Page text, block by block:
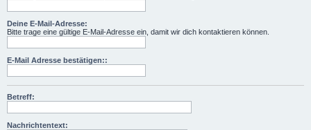
Deine E-Mail-Adresse:
Bitte trage eine gültige E-Mail-Adresse ein, damit wir dich kontaktieren können.
E-Mail Adresse bestätigen::
Betreff:
Nachrichtentext: